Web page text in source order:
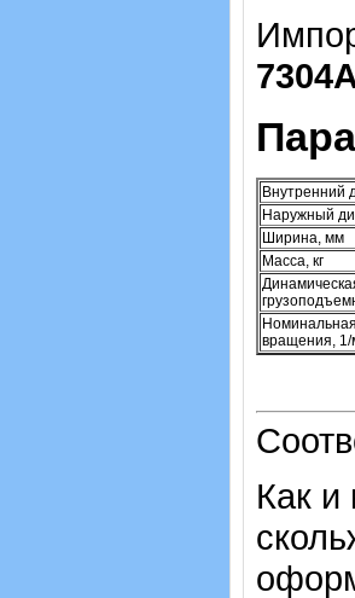
Внутренний
Наружный
Ширина, мм
Масса, кг
вращения, 1/
Как и